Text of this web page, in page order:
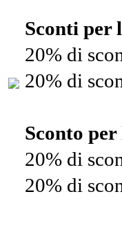
Sconti per
20% di
20% di
Sconto
20% di
20% di